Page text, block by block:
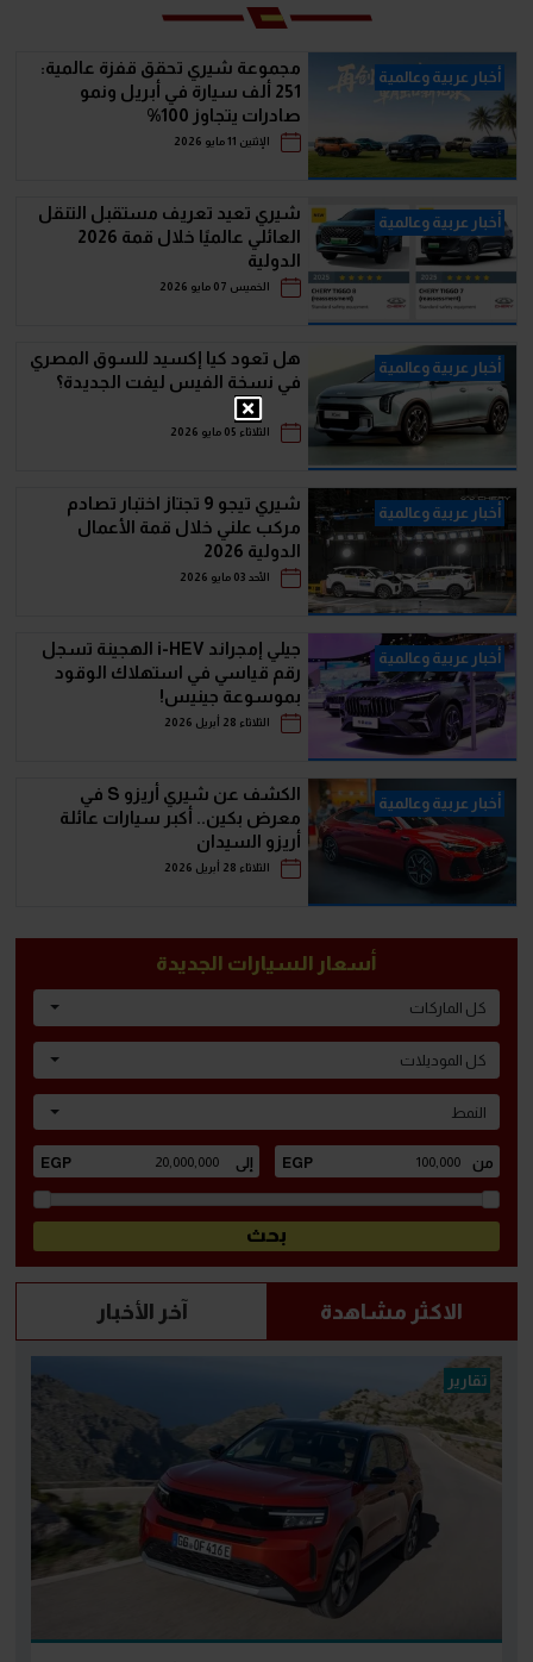
أخبار عربية وعالمية
مجموعة شيري تحقق قفزة عالمية:
251 ألف سيارة في أبريل ونمو
صادرات يتجاوز 100%
الإثنين 11 مايو 2026
أخبار عربية وعالمية
شيري تعيد تعريف مستقبل التنقل
العائلي عالميًا خلال قمة 2026
الدولية
الخميس 07 مايو 2026
أخبار عربية وعالمية
هل تعود كيا إكسيد للسوق المصري
في نسخة الفيس ليفت الجديدة؟
الثلاثاء 05 مايو 2026
أخبار عربية وعالمية
شيري تيجو 9 تجتاز اختبار تصادم
مركب علني خلال قمة الأعمال
الدولية 2026
الأحد 03 مايو 2026
أخبار عربية وعالمية
جيلي إمجراند i-HEV الهجينة تسجل
رقم قياسي في استهلاك الوقود
بموسوعة جينيس!
الثلاثاء 28 أبريل 2026
أخبار عربية وعالمية
الكشف عن شيري أريزو S في
معرض بكين.. أكبر سيارات عائلة
أريزو السيدان
الثلاثاء 28 أبريل 2026
أسعار السيارات الجديدة
كل الماركات
كل الموديلات
النمط
الاكثر مشاهدة آخر الأخبار
تقارير